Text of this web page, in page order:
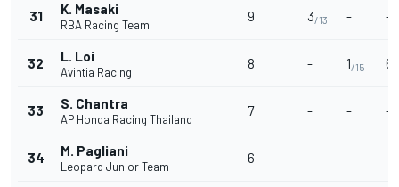
31 K. Masaki
RBA Racing Team
9 3/13 - -
32 L. Loi
Avintia Racing
8 - 1/15 6
33 S. Chantra
AP Honda Racing Thailand
7 - - -
34 M. Pagliani
Leopard Junior Team
6 - - -